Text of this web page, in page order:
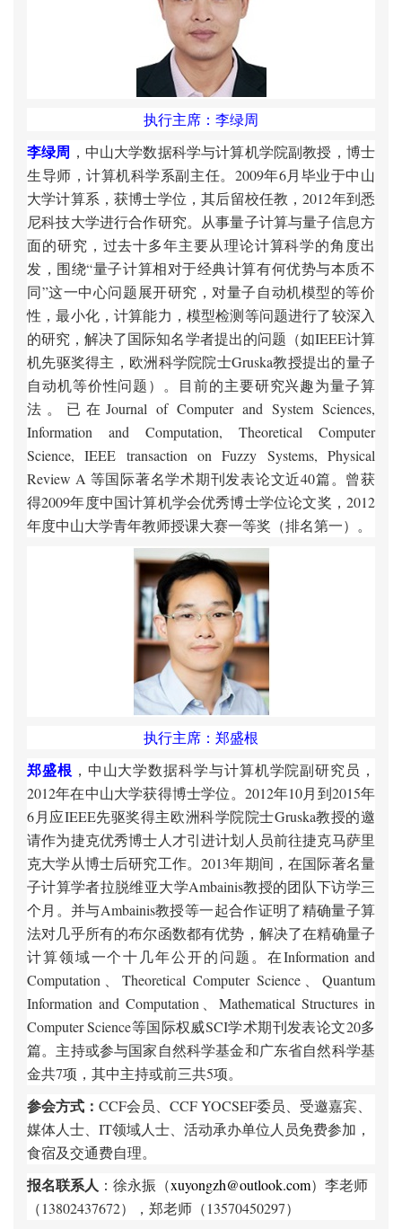
执行主席：李绿周
李绿周 ，中山大学数据科学与计算机学院副教授，博士
生导师，计算机科学系副主任。2009年6月毕业于中山
大学计算系，获博士学位，其后留校任教，2012年到悉
尼科技大学进行合作研究。从事量子计算与量子信息方
面的研究，过去十多年主要从理论计算科学的角度出
发，围绕“量子计算相对于经典计算有何优势与本质不
同”这一中心问题展开研究，对量子自动机模型的等价
性，最小化，计算能力，模型检测等问题进行了较深入
的研究，解决了国际知名学者提出的问题（如IEEE计算
机先驱奖得主，欧洲科学院院士Gruska教授提出的量子
自动机等价性问题）。目前的主要研究兴趣为量子算
法。已在Journal of Computer and System Sciences,
Information and Computation, Theoretical Computer
Science, IEEE transaction on Fuzzy Systems, Physical
Review A 等国际著名学术期刊发表论文近40篇。曾获
得2009年度中国计算机学会优秀博士学位论文奖，2012
年度中山大学青年教师授课大赛一等奖（排名第一）。
执行主席：郑盛根
郑盛根 ，中山大学数据科学与计算机学院副研究员，
2012年在中山大学获得博士学位。2012年10月到2015年
6月应IEEE先驱奖得主欧洲科学院院士Gruska教授的邀
请作为捷克优秀博士人才引进计划人员前往捷克马萨里
克大学从博士后研究工作。2013年期间，在国际著名量
子计算学者拉脱维亚大学Ambainis教授的团队下访学三
个月。并与Ambainis教授等一起合作证明了精确量子算
法对几乎所有的布尔函数都有优势，解决了在精确量子
计算领域一个十几年公开的问题。在Information and
Computation、Theoretical Computer Science、Quantum
Information and Computation、Mathematical Structures in
Computer Science等国际权威SCI学术期刊发表论文20多
篇。主持或参与国家自然科学基金和广东省自然科学基
金共7项，其中主持或前三共5项。
参会方式： CCF会员、 CCF YOCSEF委员、受邀嘉宾、
媒体人士、 IT领域人士、活动承办单位人员免费参加，
食宿及交通费自理。
报名联系人 ： 徐永振（xuyongzh@outlook.com） 李老师
（13802437672）， 郑老师 （13570450297）